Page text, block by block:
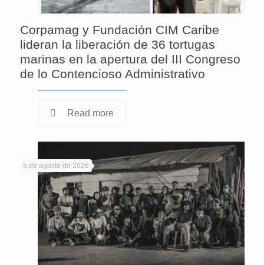
Corpamag y Fundación CIM Caribe
lideran la liberación de 36 tortugas
marinas en la apertura del III Congreso
de lo Contencioso Administrativo
Read more
5 de agosto de 2026